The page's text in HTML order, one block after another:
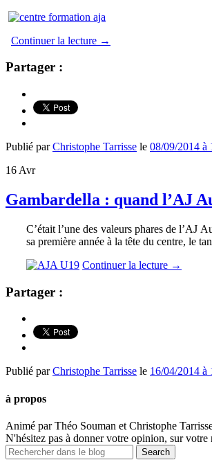
Continuer la lecture →
Partager :
Publié parChristophe Tarrisse le 08/09/2014 à
16 Avr
Gambardella : quand l’AJ
C’était l’une des valeurs phares de l’AJ
sa première année à la tête du centre, le
Continuer la lecture →
Partager :
Publié parChristophe Tarrisse le 16/04/2014 à
à propos
Animé par Théo Souman et Christophe
N'hésitez pas à donner votre opinion, sur votre